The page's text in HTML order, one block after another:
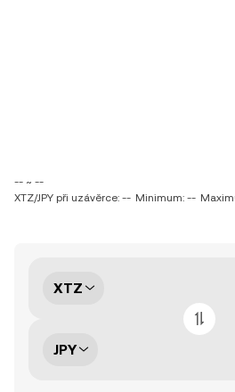
-- ~ --
XTZ/JPY při uzávěrce: -- Minimum: --
XTZ
JPY